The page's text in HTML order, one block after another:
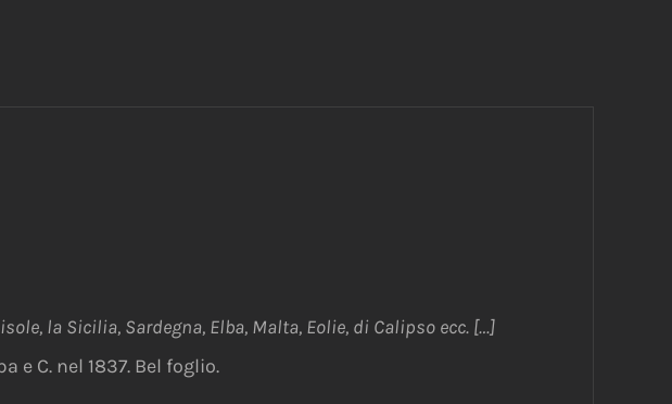
la Sicilia, Sardegna, Elba, Malta, Eolie, di Calipso ecc. […]
e C. nel 1837. Bel foglio.